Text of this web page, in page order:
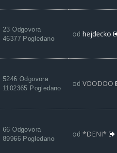
23 Odgovora
46377 Pogledano
od hejdecko
5246 Odgovora
1102365 Pogledano
od VOODOO
66 Odgovora
89966 Pogledano
od *DENI*